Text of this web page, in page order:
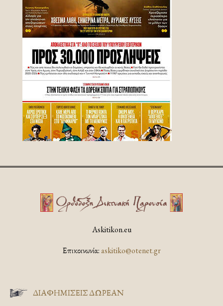
Askitikon.eu
Επικοινωνία:askitiko@otenet.gr
ΔΙΑΦΗΜΊΣΕΙΣ ΔΩΡΕΆΝ